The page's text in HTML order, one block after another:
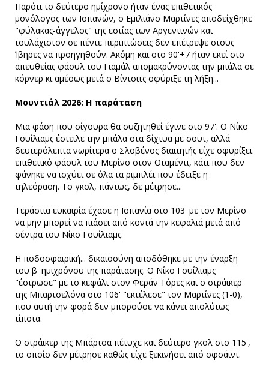
Παρότι το δεύτερο ημίχρονο ήταν ένας επιθετικός
μονόλογος των Ισπανών, ο Εμιλιάνο Μαρτίνες αποδείχθηκε
"φύλακας-άγγελος" της εστίας των Αργεντινών και
τουλάχιστον σε πέντε περιπτώσεις δεν επέτρεψε στους
Ίβηρες να προηγηθούν. Ακόμη και στο 90'+7 ήταν εκεί στο
απευθείας φάουλ του Γιαμάλ απομακρύνοντας την μπάλα σε
κόρνερ κι αμέσως μετά ο Βίντσιτς σφύριξε τη λήξη...
Μουντιάλ 2026: Η παράταση
Μια φάση που σίγουρα θα συζητηθεί έγινε στο 97'. Ο Νίκο
Γουίλιαμς έστειλε την μπάλα στα δίχτυα με σουτ, αλλά
δευτερόλεπτα νωρίτερα ο Σλοβένος διαιτητής είχε σφυρίξει
επιθετικό φάουλ του Μερίνο στον Οταμέντι, κάτι που δεν
φάνηκε να ισχύει σε όλα τα ριμπλέι που έδειξε η
τηλεόραση. Το γκολ, πάντως, δε μέτρησε...
Τεράστια ευκαιρία έχασε η Ισπανία στο 103' με τον Μερίνο
να μην μπορεί να πιάσει από κοντά την κεφαλιά μετά από
σέντρα του Νίκο Γουίλιαμς.
Η ποδοσφαιρική... δικαιοσύνη αποδόθηκε με την έναρξη
του β' ημιχρόνου της παράτασης. Ο Νίκο Γουίλιαμς
"έστρωσε" με το κεφάλι στον Φεράν Τόρες και ο στράικερ
της Μπαρτσελόνα στο 106' "εκτέλεσε" τον Μαρτίνες (1-0),
που αυτή την φορά δεν μπορούσε να κάνει απολύτως
τίποτα.
Ο στράικερ της Μπάρτσα πέτυχε και δεύτερο γκολ στο 115',
το οποίο δεν μέτρησε καθώς είχε ξεκινήσει από οφσάιντ.